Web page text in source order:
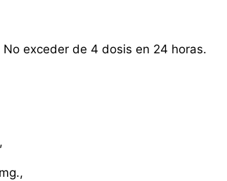
exceder de 4 dosis en 24 horas.